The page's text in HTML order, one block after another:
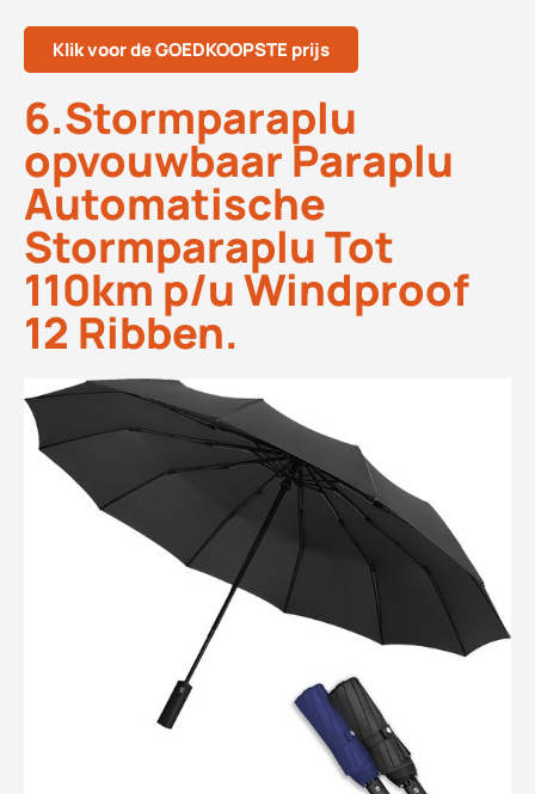
Klik voor de GOEDKOOPSTE prijs
6.Stormparaplu
opvouwbaar Paraplu
Automatische
Stormparaplu Tot
110km p/u Windproof
12 Ribben.